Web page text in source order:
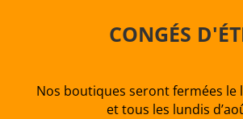
CONGÉS
Nos boutiques seront fermées le
et tous les lundis